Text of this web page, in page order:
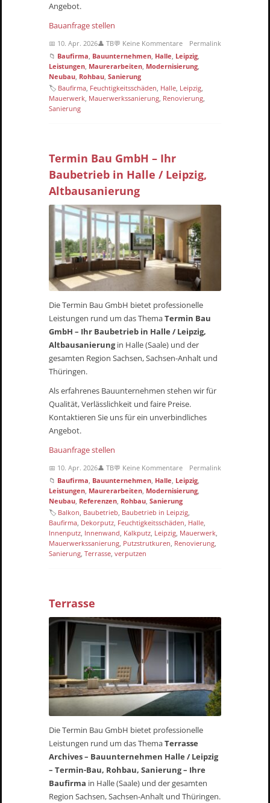
Angebot.
Bauanfrage stellen
📅 10. Apr. 2026👤 TB💬 Keine Kommentare
Permalink
📁 Baufirma, Bauunternehmen, Halle, Leipzig,
Leistungen, Maurerarbeiten, Modernisierung,
Neubau, Rohbau, Sanierung
🏷 Baufirma, Feuchtigkeitsschäden, Halle, Leipzig,
Mauerwerk, Mauerwerkssanierung, Renovierung,
Sanierung
Termin Bau GmbH – Ihr
Baubetrieb in Halle / Leipzig,
Altbausanierung
Die Termin Bau GmbH bietet professionelle
Leistungen rund um das ThemaTermin Bau
GmbH – Ihr Baubetrieb in Halle / Leipzig,
Altbausanierungin Halle (Saale) und der
gesamten Region Sachsen, Sachsen-Anhalt und
Thüringen.
Als erfahrenes Bauunternehmen stehen wir für
Qualität, Verlässlichkeit und faire Preise.
Kontaktieren Sie uns für ein unverbindliches
Angebot.
Bauanfrage stellen
📅 10. Apr. 2026👤 TB💬 Keine Kommentare
Permalink
📁 Baufirma, Bauunternehmen, Halle, Leipzig,
Leistungen, Maurerarbeiten, Modernisierung,
Neubau, Referenzen, Rohbau, Sanierung
🏷 Balkon, Baubetrieb, Baubetrieb in Leipzig,
Baufirma, Dekorputz, Feuchtigkeitsschäden, Halle,
Innenputz, Innenwand, Kalkputz, Leipzig, Mauerwerk,
Mauerwerkssanierung, Putzstrutkuren, Renovierung,
Sanierung, Terrasse, verputzen
Terrasse
Die Termin Bau GmbH bietet professionelle
Leistungen rund um das ThemaTerrasse
Archives – Bauunternehmen Halle / Leipzig
– Termin-Bau, Rohbau, Sanierung – Ihre
Baufirma in Halle (Saale) und der gesamten
Region Sachsen, Sachsen-Anhalt und Thüringen.